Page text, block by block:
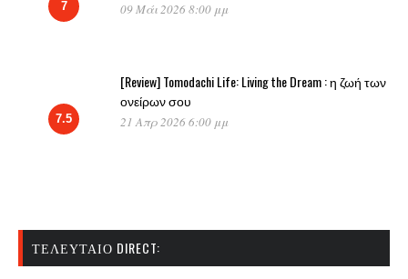
7 09 Μάι 2026 8:00 μμ
7.5
[Review] Tomodachi Life: Living the Dream : η ζωή των
ονείρων σου
21 Απρ 2026 6:00 μμ
ΤΕΛΕΥΤΑΊΟ DIRECT: